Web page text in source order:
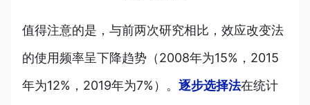
值得注意的是，与前两次研究相比，效应改变法
的使用频率呈下降趋势（2008年为15%，2015
年为12%，2019年为7%）。 逐步选择法在统计